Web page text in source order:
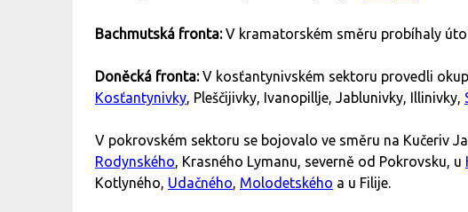
Bachmutská fronta:V kramatorském směru probíhaly
Doněcká fronta:V kosťantynivském sektoru provedli
Kosťantynivky, Pleščijivky, Ivanopillje, Jablunivky, Illinivky,
V pokrovském sektoru se bojovalo ve směru na Kučeriv
Rodynského, Krasného Lymanu, severně od Pokrovsku, u
Kotlyného, Udačného, Molodetského a u Filije.